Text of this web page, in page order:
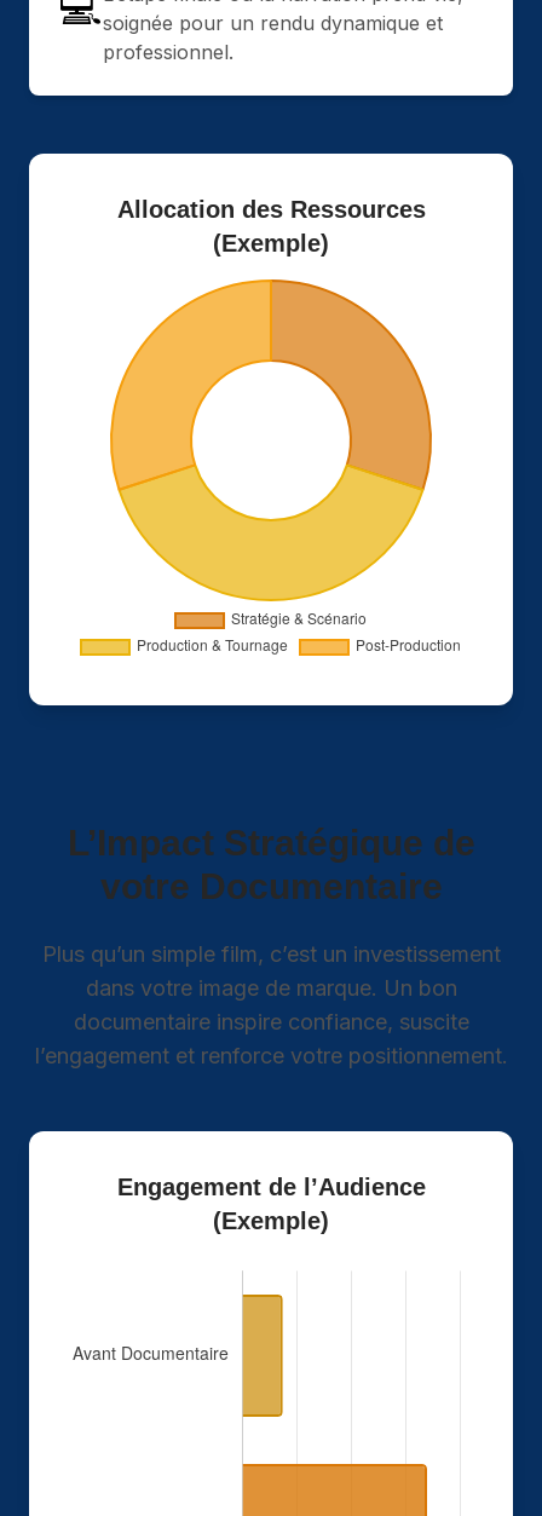
soignée pour un rendu dynamique et
professionnel.
Allocation des Ressources
(Exemple)
L’Impact Stratégique de
votre Documentaire
Plus qu’un simple film, c’est un investissement
dans votre image de marque. Un bon
documentaire inspire confiance, suscite
l’engagement et renforce votre positionnement.
Engagement de l’Audience
(Exemple)